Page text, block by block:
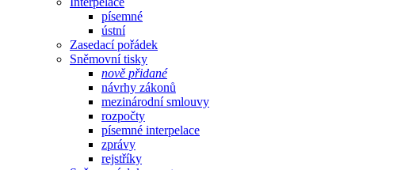
písemné
ústní
Zasedací pořádek
Sněmovní tisky
nově přidané
návrhy zákonů
mezinárodní smlouvy
rozpočty
písemné interpelace
zprávy
rejstříky